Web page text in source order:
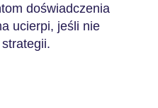
doświadczenia
ucierpi, jeśli nie